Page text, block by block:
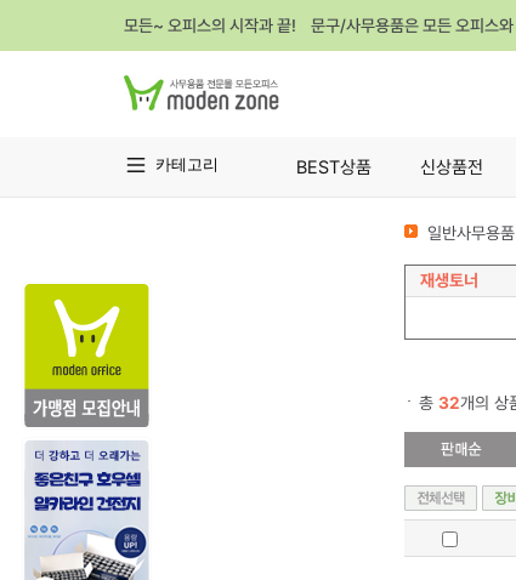
모든~ 오피스의 시작과 끝! 문구/사무용품은 모든 오피스와
카테고리 BEST상품 신상품전
일반사무용
재생토너
총 32개의 상